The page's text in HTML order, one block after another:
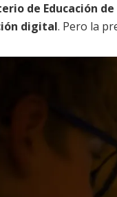
de Educación
digital. Pero la